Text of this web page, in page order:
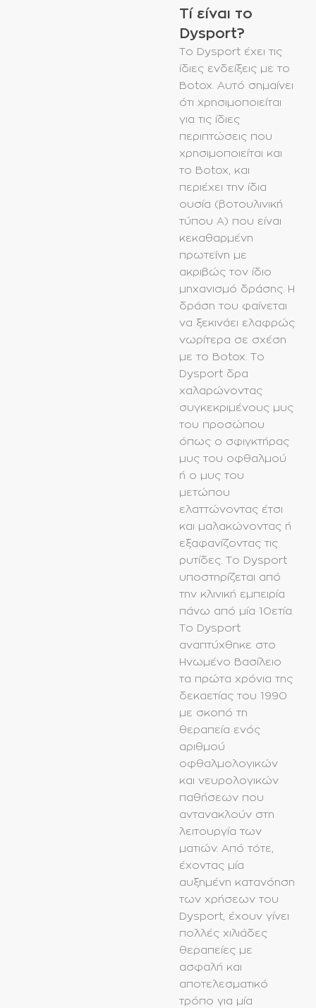
Τί είναι το
Dysport?
Το Dysport έχει τις
ίδιες ενδείξεις με το
Botox. Αυτό σημαίνει
ότι χρησιμοποιείται
για τις ίδιες
περιπτώσεις που
χρησιμοποιείται και
το Botox, και
περιέχει την ίδια
ουσία (βοτουλινική
τύπου Α) που είναι
κεκαθαρμένη
πρωτεΐνη με
ακριβώς τον ίδιο
μηχανισμό δράσης. Η
δράση του φαίνεται
να ξεκινάει ελαφρώς
νωρίτερα σε σχέση
με το Botox. Το
Dysport δρα
χαλαρώνοντας
συγκεκριμένους μυς
του προσώπου
όπως ο σφιγκτήρας
μυς του οφθαλμού
ή ο μυς του
μετώπου
ελαττώνοντας έτσι
και μαλακώνοντας ή
εξαφανίζοντας τις
ρυτίδες. Το Dysport
υποστηρίζεται από
την κλινική εμπειρία
πάνω από μία 10ετία.
Το Dysport
αναπτύχθηκε στο
Ηνωμένο Βασίλειο
τα πρώτα χρόνια της
δεκαετίας του 1990
με σκοπό τη
θεραπεία ενός
αριθμού
οφθαλμολογικών
και νευρολογικών
παθήσεων που
αντανακλούν στη
λειτουργία των
ματιών. Από τότε,
έχοντας μία
αυξημένη κατανόηση
των χρήσεων του
Dysport, έχουν γίνει
πολλές χιλιάδες
θεραπείες με
ασφαλή και
αποτελεσματικό
τρόπο για μία